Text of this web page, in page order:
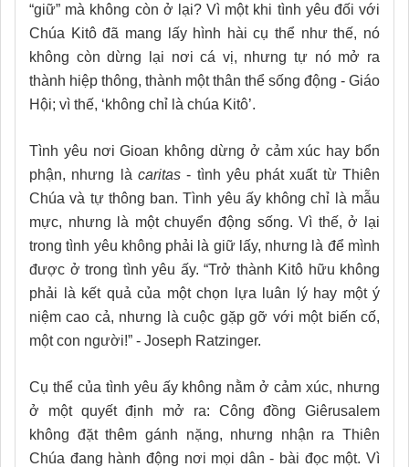
“giữ” mà không còn ở lại? Vì một khi tình yêu đối với
Chúa Kitô đã mang lấy hình hài cụ thể như thế, nó
không còn dừng lại nơi cá vị, nhưng tự nó mở ra
thành hiệp thông, thành một thân thể sống động - Giáo
Hội; vì thế, ‘không chỉ là chúa Kitô’.
Tình yêu nơi Gioan không dừng ở cảm xúc hay bổn
phận, nhưng là caritas- tình yêu phát xuất từ Thiên
Chúa và tự thông ban. Tình yêu ấy không chỉ là mẫu
mực, nhưng là một chuyển động sống. Vì thế, ở lại
trong tình yêu không phải là giữ lấy, nhưng là để mình
được ở trong tình yêu ấy. “Trở thành Kitô hữu không
phải là kết quả của một chọn lựa luân lý hay một ý
niệm cao cả, nhưng là cuộc gặp gỡ với một biến cố,
một con người!” - Joseph Ratzinger.
Cụ thể của tình yêu ấy không nằm ở cảm xúc, nhưng
ở một quyết định mở ra: Công đồng Giêrusalem
không đặt thêm gánh nặng, nhưng nhận ra Thiên
Chúa đang hành động nơi mọi dân - bài đọc một. Vì